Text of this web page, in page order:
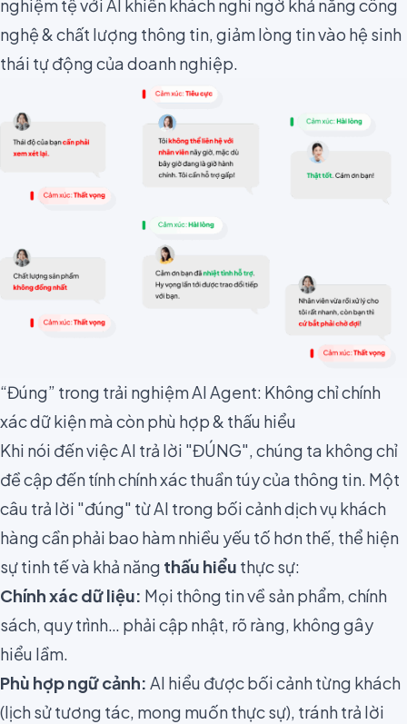
nghiệm tệ với AI khiến khách nghi ngờ khả năng công
nghệ & chất lượng thông tin, giảm lòng tin vào hệ sinh
thái tự động của doanh nghiệp.
“Đúng” trong trải nghiệm AI Agent: Không chỉ chính
xác dữ kiện mà còn phù hợp & thấu hiểu
Khi nói đến việc AI trả lời "ĐÚNG", chúng ta không chỉ
đề cập đến tính chính xác thuần túy của thông tin. Một
câu trả lời "đúng" từ AI trong bối cảnh dịch vụ khách
hàng cần phải bao hàm nhiều yếu tố hơn thế, thể hiện
sự tinh tế và khả năng thấu hiểu thực sự:
Chính xác dữ liệu: Mọi thông tin về sản phẩm, chính
sách, quy trình… phải cập nhật, rõ ràng, không gây
hiểu lầm.
Phù hợp ngữ cảnh: AI hiểu được bối cảnh từng khách
(lịch sử tương tác, mong muốn thực sự), tránh trả lời